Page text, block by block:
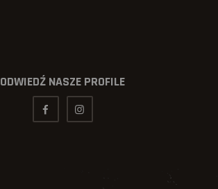
ODWIEDŹ NASZE PROFILE